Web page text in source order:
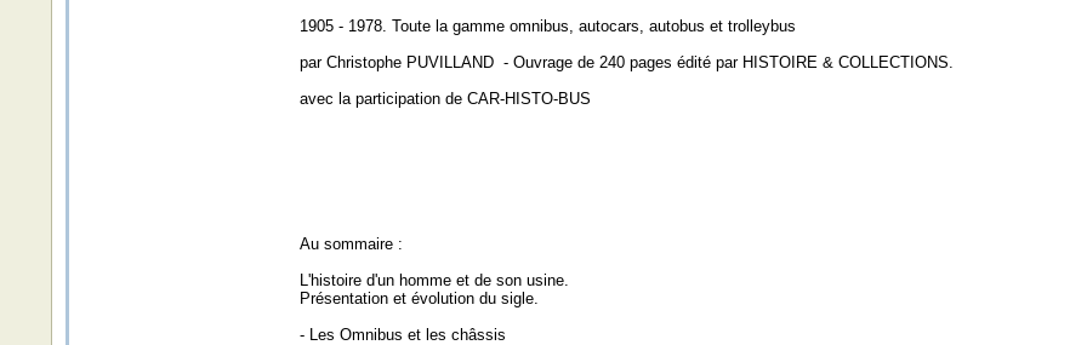
1905 - 1978. Toute la gamme omnibus, autocars, autobus et trolleybus
par Christophe PUVILLAND - Ouvrage de 240 pages édité par HISTOIRE & COLLECTIONS.
avec la participation de CAR-HISTO-BUS
Au sommaire :
L'histoire d'un homme et de son usine.
Présentation et évolution du sigle.
- Les Omnibus et les châssis